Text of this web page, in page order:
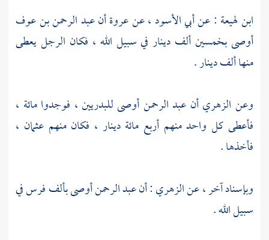
ابن لهيعة : عنأبي الأسود، عنعروةأنعبد الرحمن بن عوف
أوصى بخمسين ألف دينار في سبيل الله ، فكان الرجل يعطى
منها ألف دينار .
وعن الزهريأن عبد الرحمنأوصى للبدريين ، فوجدوا مائة ،
فأعطى كل واحد منهم أربع مائة دينار ، فكان منهمعثمان ،
فأخذها .
وبإسناد آخر ، عنالزهري: أنعبد الرحمنأوصى بألف فرس في
سبيل الله .